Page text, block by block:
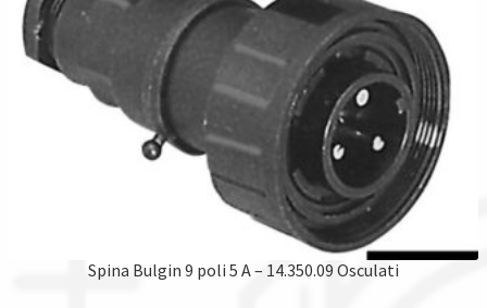
Spina Bulgin 9 poli 5 A – 14.350.09 Osculati